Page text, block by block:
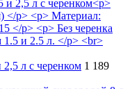
2,5 л с черенком 1 189